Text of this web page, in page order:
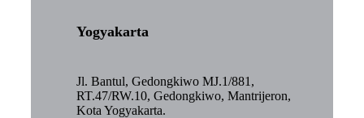
Yogyakarta
Jl. Bantul, Gedongkiwo MJ.1/881,
RT.47/RW.10, Gedongkiwo, Mantrijeron,
Kota Yogyakarta.